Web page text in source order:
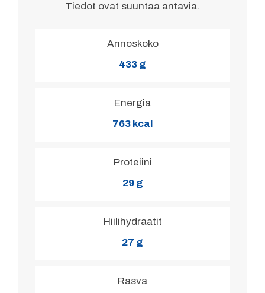
Tiedot ovat suuntaa antavia.
Annoskoko
433 g
Energia
763 kcal
Proteiini
29 g
Hiilihydraatit
27 g
Rasva